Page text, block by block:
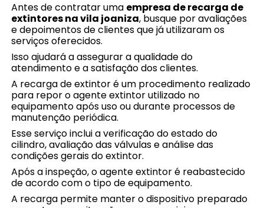
Antes de contratar uma empresa de recarga de
extintores na vila joaniza, busque por avaliações
e depoimentos de clientes que já utilizaram os
serviços oferecidos.
Isso ajudará a assegurar a qualidade do
atendimento e a satisfação dos clientes.
A recarga de extintor é um procedimento realizado
para repor o agente extintor utilizado no
equipamento após uso ou durante processos de
manutenção periódica.
Esse serviço inclui a verificação do estado do
cilindro, avaliação das válvulas e análise das
condições gerais do extintor.
Após a inspeção, o agente extintor é reabastecido
de acordo com o tipo de equipamento.
A recarga permite manter o dispositivo preparado